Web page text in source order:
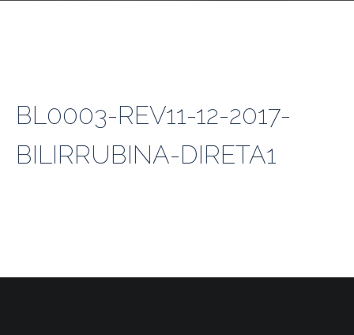
BL0003-REV11-12-2017-
BILIRRUBINA-DIRETA1